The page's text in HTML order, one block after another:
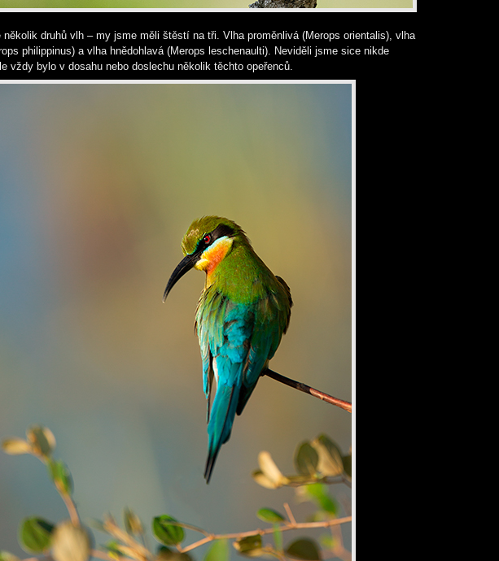
několik druhů vlh – my jsme měli štěstí na tři. Vlha proměnlivá (Merops orientalis), vlha
philippinus) a vlha hnědohlavá (Merops leschenaulti). Neviděli jsme sice nikde
vždy bylo v dosahu nebo doslechu několik těchto opeřenců.